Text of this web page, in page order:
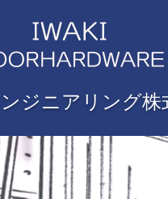
ジニアリング株